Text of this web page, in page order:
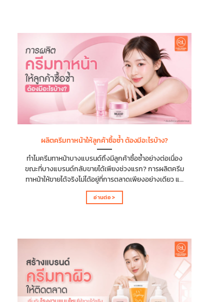
ต้องการการดูแลที่เน้นการเติมความชุ่มชื้น และลดการสูญ
เสียน้ำ เพื่อให้ผิวกลับมานุ่ม อิ่มน้ำ และลดปัญหาความแห้งตึง
หรือการลอกเป็นขุย โดยสิ่งที่ผิวแห้งต้องการในครีมทาตัวผิว
แห้ง ไม่เหนียว มีดังนี้ ความชุ่มชื้น (Hydration) การกักเก็บ
ความชุ่มชื้น (Moisture Lock) การเสริมเกราะป้องกันผิว
(Skin Barrier Repair) ...
ผลิตครีมทาหน้าให้ลูกค้าซื้อซ้ำ ต้องมีอะไรบ้าง?
ทำไมครีมทาหน้าบางแบรนด์ถึงมีลูกค้าซื้อซ้ำอย่างต่อเนื่อง
ขณะที่บางแบรนด์กลับขายได้เพียงช่วงแรก? การผลิตครีม
ทาหน้าให้ขายได้จริงไม่ได้อยู่ที่การตลาดเพียงอย่างเดียว แต่
เริ่มต้นตั้งแต่ขั้นตอนการผลิตครีมทาหน้า ไม่ว่าจะเป็นการ
พัฒนาสูตร การเลือกส่วนผสม การออกแบบผลิตภัณฑ์ และ
ให้แบรนด์ประสบความสำเร็จ และการเลือกโรงงานรับผลิต
ครีมทาหน้าแบบครบวงจร เพื่อให้แบรนด์ของคุณพร้อม
แข่งขันในตลาดและสร้างฐานลูกค้าได้ในระยะยาว ทำไมการ
ซื้อซ้ำ จึงเป็นหัวใจสำคัญของแบรนด์ครีมทาหน้า หาก
ต้องการสร้างแบรนด์ครีมทาหน้าให้เติบโต สิ่งที่สำคัญไม่ได้
อยู่แค่การขายครั้งแรก แต่เป็นการทำให้ลูกค้ากลับมาซื้อซ้ำ
อ่านต่อ >